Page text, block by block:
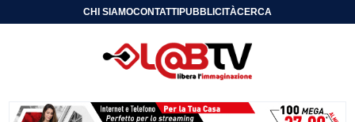
CHI SIAMOCONTATTIPUBBLICITÀCERCA